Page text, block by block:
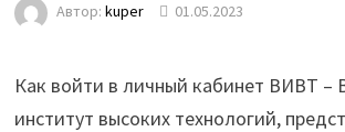
Автор: kuper 01.05.2023
Как войти в личный кабинет ВИВТ –
институт высоких технологий,